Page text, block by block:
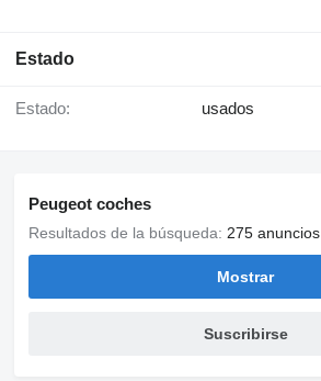
Estado
Estado: usados
Peugeot coches
Resultados de la búsqueda: 275 anuncios
Mostrar
Suscribirse